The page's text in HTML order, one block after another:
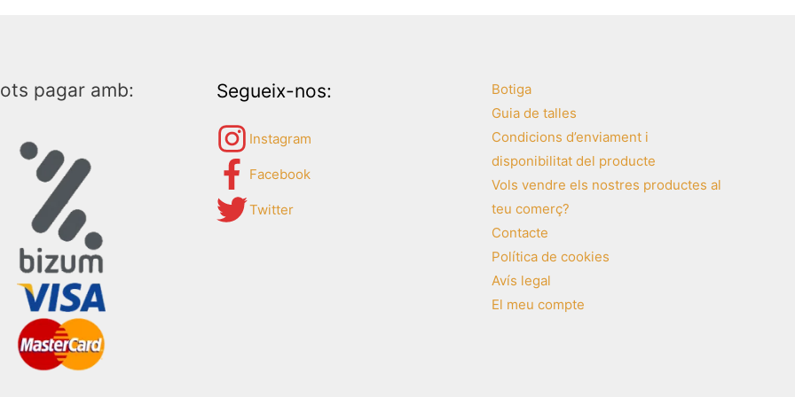
pagar amb: Segueix-nos:
Instagram
Facebook
Twitter
Botiga
Guia de talles
Condicions d’enviament i
disponibilitat del producte
Vols vendre els nostres productes al
teu comerç?
Contacte
Política de cookies
Avís legal
El meu compte